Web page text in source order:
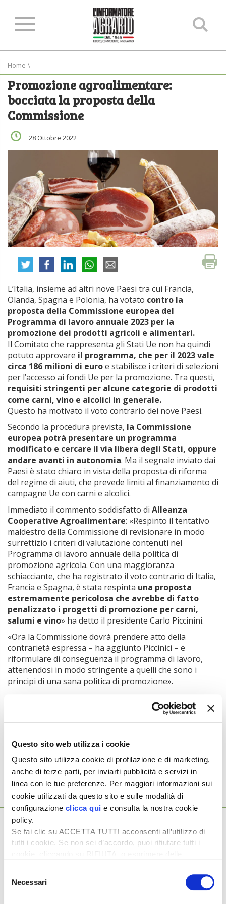
Questo sito web utilizza i cookie
Questo sito utilizza cookie di profilazione e di marketing,
anche di terze parti, per inviarti pubblicità e servizi in
linea con le tue preferenze. Per maggiori informazioni sui
cookie utilizzati da questo sito e sulle modalità di
configurazione clicca qui e consulta la nostra cookie
policy.
Se fai clic su ACCETTA TUTTI acconsenti all’utilizzo di
tutti i cookie. Se non sei d’accordo, puoi rifiutare tutti i
desideri accettare e cliccando ACCETTA SELEZIONATI.
delNecessari
Home \
Promozione agroalimentare:
bocciata la proposta della
Commissione
28 Ottobre 2022
L’Italia, insieme ad altri nove Paesi tra cui Francia,
Olanda, Spagna e Polonia, ha votato contro la
proposta della Commissione europea del
Programma di lavoro annuale 2023 per la
promozione dei prodotti agricoli e alimentari.
Il Comitato che rappresenta gli Stati Ue non ha quindi
potuto approvare il programma, che per il 2023 vale
circa 186 milioni di euroe stabilisce i criteri di selezioni
per l’accesso ai fondi Ue per la promozione. Tra questi,
requisiti stringenti per alcune categorie di prodotti
come carni, vino e alcolici in generale.
Questo ha motivato il voto contrario dei nove Paesi.
Secondo la procedura prevista, la Commissione
europea potrà presentare un programma
modificato e cercare il via libera degli Stati, oppure
andare avanti in autonomia. Ma il segnale inviato dai
Paesi è stato chiaro in vista della proposta di riforma
del regime di aiuti, che prevede limiti al finanziamento di
campagne Ue con carni e alcolici.
Immediato il commento soddisfatto di Alleanza
Cooperative Agroalimentare: «Respinto il tentativo
maldestro della Commissione di revisionare in modo
surrettizio i criteri di valutazione contenuti nel
Programma di lavoro annuale della politica di
promozione agricola. Con una maggioranza
schiacciante, che ha registrato il voto contrario di Italia,
Francia e Spagna, è stata respinta una proposta
estremamente pericolosa che avrebbe di fatto
penalizzato i progetti di promozione per carni,
salumi e vino» ha detto il presidente Carlo Piccinini.
«Ora la Commissione dovrà prendere atto della
contrarietà espressa – ha aggiunto Piccinici – e
riformulare di conseguenza il programma di lavoro,
attenendosi in modo stringente a quelli che sono i
principi di una sana politica di promozione».
Argomenti:
Ti potrebbero interessare anche...
8 Luglio 2026
Consorzi di tutela più forti e con più
competenze
riconoscimento […]